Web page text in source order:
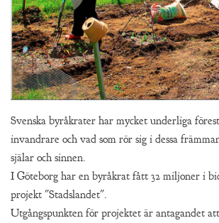
Svenska byråkrater har mycket underliga
invandrare och vad som rör sig i dessa
själar och sinnen.
I Göteborg har en byråkrat fått 32 miljoner i
projekt "Stadslandet".
Utgångspunkten för projektet är antagandet